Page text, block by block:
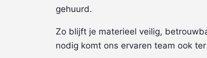
gehuurd.
Zo blijft je materieel veilig,
nodig komt ons ervaren team ook